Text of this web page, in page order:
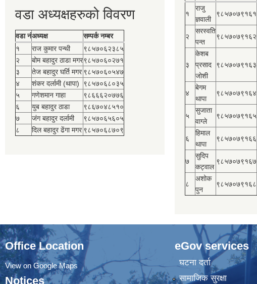
वडा अध्यक्षहरुको विवरण
वडा नंअध्यक्ष
सम्पर्क नम्बर
१
राज कुमार पन्थी
९८५७०६२३८५
२
बोम बहादुर ठाडा मगर९८५७०६०२७१
३
तेज बहादुर घर्ति मगर ९८५७०६०५४७
४
शंकर दर्लामी (थापा)
९८५७०६८०३५
५
गणेशमान गाहा
९८६६६२०७७६
६
युब बहादुर ठाडा
९८६७०४८५१०
७
जंग बहादुर दर्लामी
९८५७०६५६०५
८
दिल बहादुर ढेंगा मगर ९८५७०६८७०९
१
राजु
ज्ञवाली
९८५७०७९१६१
२
सरस्वति
पन्त
९८५७०७९१६२
३
केशब
प्रसाद
जोशी
९८५७०७९१६३
४
बेगम
थापा
९८५७०७९१६४
५
सुजाता
वाग्ले
९८५७०७९१६५
६
हिमाल
थापा
९८५७०७९१६६
७
सुदिप
कट्वाल
९८५७०७९१६७
८
अशोक
पुन
९८५७०७९१६८
Office Location
View on Google Maps
Notices
eGov services
घटना दर्ता
सामाजिक सुरक्षा